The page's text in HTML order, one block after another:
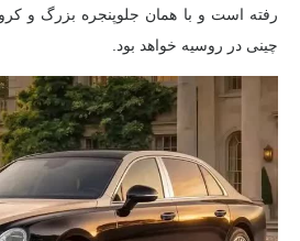
رفته است و با همان جلوپنجره بزرگ و
چینی در روسیه خواهد بود.